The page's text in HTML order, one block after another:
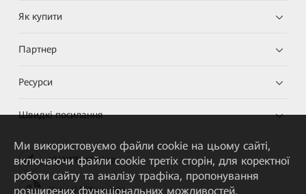
Як купити
Партнер
Ресурси
Швидкі посилання
HUAWEI eKit App
Huawei HiKnow App
Ми використовуємо файли cookie на цьому сайті,
включаючи файли cookie третіх сторін, для коректної
роботи сайту та аналізу трафіка, пропонування
розширених функціональних можливостей,